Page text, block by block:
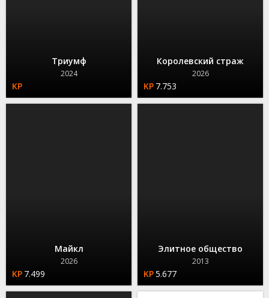
Триумф
2024
Королевский страж
2026
7.753
Майкл
2026
7.499
Элитное общество
2013
5.677